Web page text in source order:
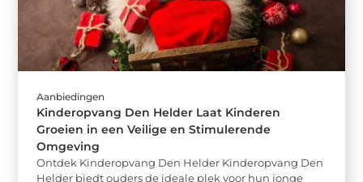
Aanbiedingen
Kinderopvang Den Helder Laat Kinderen
Groeien in een Veilige en Stimulerende
Omgeving
Ontdek Kinderopvang Den Helder Kinderopvang Den
Helder biedt ouders de ideale plek voor hun jonge